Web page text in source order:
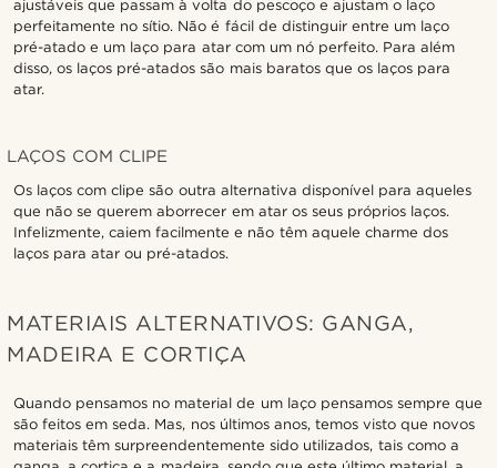
ajustáveis que passam à volta do pescoço e ajustam o laço
perfeitamente no sítio. Não é fácil de distinguir entre um laço
pré-atado e um laço para atar com um nó perfeito. Para além
disso, os laços pré-atados são mais baratos que os laços para
atar.
LAÇOS COM CLIPE
Os laços com clipe são outra alternativa disponível para aqueles
que não se querem aborrecer em atar os seus próprios laços.
Infelizmente, caiem facilmente e não têm aquele charme dos
laços para atar ou pré-atados.
MATERIAIS ALTERNATIVOS: GANGA,
MADEIRA E CORTIÇA
Quando pensamos no material de um laço pensamos sempre que
são feitos em seda. Mas, nos últimos anos, temos visto que novos
materiais têm surpreendentemente sido utilizados, tais como a